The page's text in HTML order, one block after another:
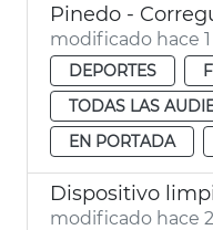
Pinedo -
modificado hace
DEPORTES
TODAS LAS
EN PORTADA
modificado hace